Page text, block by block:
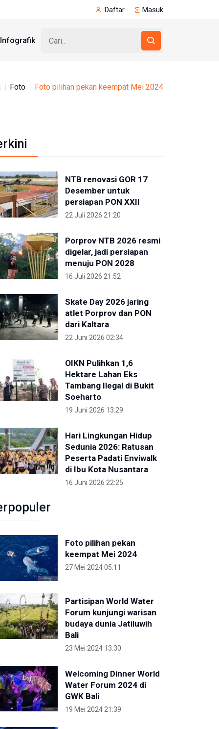
Daftar Masuk
Infografik
Foto Foto pilihan pekan keempat Mei 2024
NTB renovasi GOR 17
Desember untuk
persiapan PON XXII
22 Juli 2026 21:20
Porprov NTB 2026 resmi
digelar, jadi persiapan
menuju PON 2028
16 Juli 2026 21:52
Skate Day 2026 jaring
atlet Porprov dan PON
dari Kaltara
22 Juni 2026 02:34
OIKN Pulihkan 1,6
Hektare Lahan Eks
Tambang Ilegal di Bukit
Soeharto
19 Juni 2026 13:29
Hari Lingkungan Hidup
Sedunia 2026: Ratusan
Peserta Padati Enviwalk
di Ibu Kota Nusantara
16 Juni 2026 22:25
Foto pilihan pekan
keempat Mei 2024
27 Mei 2024 05:11
Partisipan World Water
Forum kunjungi warisan
budaya dunia Jatiluwih
Bali
23 Mei 2024 13:30
Welcoming Dinner World
Water Forum 2024 di
GWK Bali
19 Mei 2024 21:39